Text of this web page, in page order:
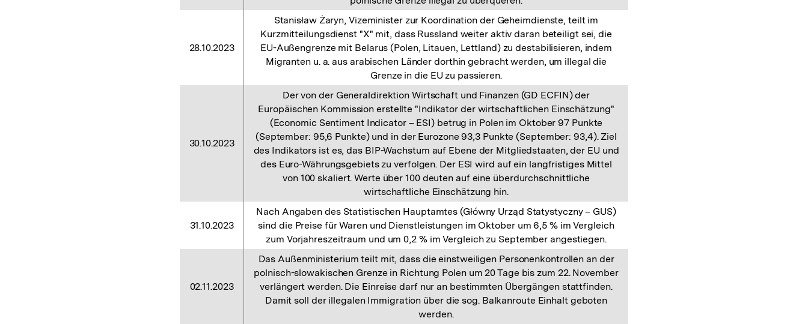
28.10.2023
Stanisław Żaryn, Vizeminister zur Koordination der Geheimdienste, teilt im
Kurzmitteilungsdienst "X" mit, dass Russland weiter aktiv daran beteiligt sei, die
EU-Außengrenze mit Belarus (Polen, Litauen, Lettland) zu destabilisieren, indem
Migranten u. a. aus arabischen Länder dorthin gebracht werden, um illegal die
Grenze in die EU zu passieren.
30.10.2023
Der von der Generaldirektion Wirtschaft und Finanzen (GD ECFIN) der
Europäischen Kommission erstellte "Indikator der wirtschaftlichen Einschätzung"
(Economic Sentiment Indicator – ESI) betrug in Polen im Oktober 97 Punkte
(September: 95,6 Punkte) und in der Eurozone 93,3 Punkte (September: 93,4). Ziel
des Indikators ist es, das BIP-Wachstum auf Ebene der Mitgliedstaaten, der EU und
des Euro-Währungsgebiets zu verfolgen. Der ESI wird auf ein langfristiges Mittel
von 100 skaliert. Werte über 100 deuten auf eine überdurchschnittliche
wirtschaftliche Einschätzung hin.
31.10.2023
Nach Angaben des Statistischen Hauptamtes (Główny Urząd Statystyczny – GUS)
sind die Preise für Waren und Dienstleistungen im Oktober um 6,5 % im Vergleich
zum Vorjahreszeitraum und um 0,2 % im Vergleich zu September angestiegen.
02.11.2023
Das Außenministerium teilt mit, dass die einstweiligen Personenkontrollen an der
polnisch-slowakischen Grenze in Richtung Polen um 20 Tage bis zum 22. November
verlängert werden. Die Einreise darf nur an bestimmten Übergängen stattfinden.
Damit soll der illegalen Immigration über die sog. Balkanroute Einhalt geboten
werden.